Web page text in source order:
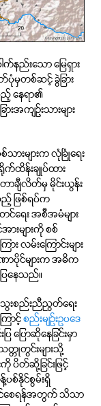
းသော မြေရှား
မှတစ်ဆင့် ခွဲခြား
နေရာ၏
ကျဉ်းသားများ
ားများက လုံခြုံရေး
ထိန်းချုပ်ထား
ချီလိတ်မှ မိုင်းယွန်း
ဖြစ်ရပ်က
ရေး အစီအမံများ
းများကို စစ်
လမ်းကြောင်းများ
ပိုင်များက အဓိက
ြနေသည်။
ေးစည်းညီညွတ်ရေး
ာင့်စည်းမျဉ်းဥပဒေ
ပြောဆိုနေခြင်းမှာ
တုတွင်းများသို့
ပိတ်ဆို့ခြင်းဖြင့်
ပစ်နိုင်စွမ်းရှိ
စေရန်အတွက် သိသာ